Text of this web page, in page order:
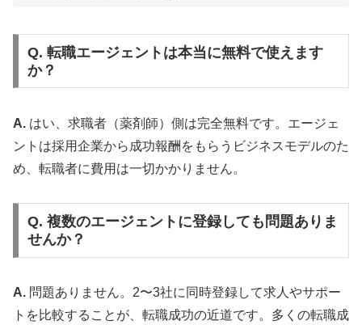
Q. 転職エージェントは本当に無料で使えます
か？
A. はい、求職者（薬剤師）側は完全無料です。エージェ
ントは採用企業から成功報酬をもらうビジネスモデルのた
め、転職者に費用は一切かかりません。
Q. 複数のエージェントに登録しても問題ありま
せんか？
A. 問題ありません。2〜3社に同時登録して求人やサポー
トを比較することが、転職成功の近道です。多くの転職成